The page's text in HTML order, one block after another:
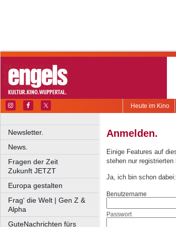
Heute im Kino
Newsletter.
News.
Fragen der Zeit
Zukunft JETZT
Europa gestalten
Frag' die Welt | Gen Z &
Alpha
GuteNachrichten fürs
Anmelden.
Einige Features auf
stehen nur registrierten
Ja, ich bin schon dabei:
Benutzername
Passwort